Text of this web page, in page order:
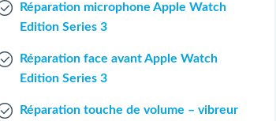
Réparation microphone Apple Watch
Edition Series 3
Réparation face avant Apple Watch
Edition Series 3
Réparation touche de volume – vibreur